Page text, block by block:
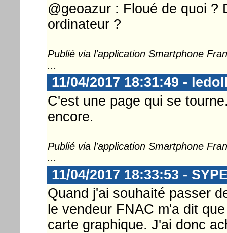
@geoazur : Floué de quoi ?
ordinateur ?
Publié via l'application Smartphone
...
11/04/2017 18:31:49 -
C'est une page qui se
encore.
Publié via l'application Smartphone
...
11/04/2017 18:33:53 -
Quand j'ai souhaité passer
le vendeur FNAC m'a dit
carte graphique. J'ai donc